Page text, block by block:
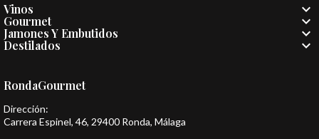
Vinos 
Gourmet 
Jamones Y Embutidos 
Destilados 
RondaGourmet
Dirección:
Carrera Espinel, 46, 29400 Ronda, Málaga